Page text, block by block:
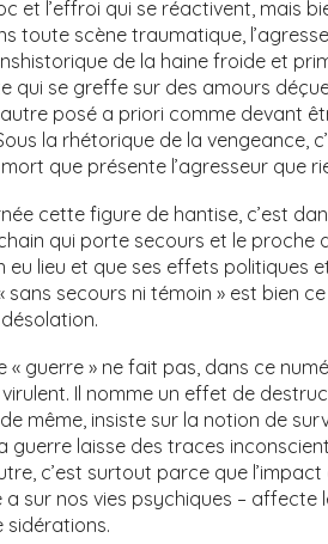
et l’effroi qui se réactivent, mais
toute scène traumatique,
de la haine froide et
qui se greffe sur des amours
posé a priori comme devant
la rhétorique de la vengeance,
que présente l’agresseur que
cette figure de hantise, c’est
qui porte secours et le proche
eu lieu et que ses effets politiques
sans secours ni témoin » est bien
« guerre » ne fait pas, dans ce
Il nomme un effet de
même, insiste sur la notion de
guerre laisse des traces
c’est surtout parce que
sur nos vies psychiques – affecte
sidérations.